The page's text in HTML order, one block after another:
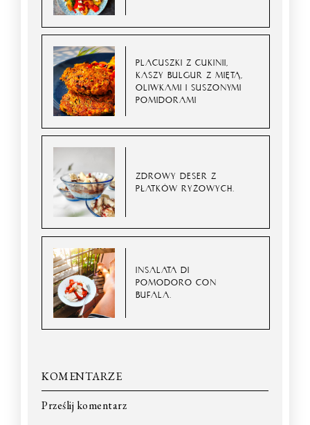
PLACUSZKI Z CUKINII,
KASZY BULGUR Z MIĘTĄ,
OLIWKAMI I SUSZONYMI
POMIDORAMI
ZDROWY DESER Z
PŁATKÓW RYŻOWYCH.
INSALATA DI
POMODORO CON
BUFALA.
KOMENTARZE
Prześlij komentarz